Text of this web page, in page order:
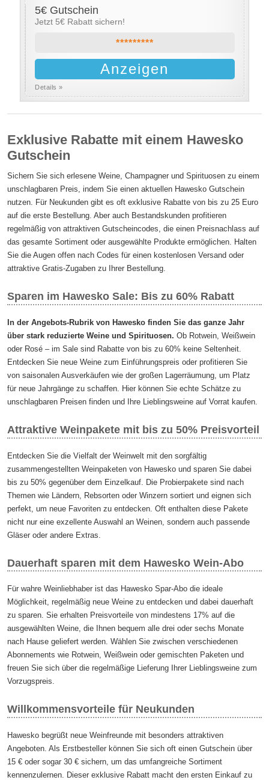
5€ Gutschein
Jetzt 5€ Rabatt sichern!
*********
Anzeigen
Details »
Exklusive Rabatte mit einem Hawesko
Gutschein
Sichern Sie sich erlesene Weine, Champagner und Spirituosen zu einem
unschlagbaren Preis, indem Sie einen aktuellen Hawesko Gutschein
nutzen. Für Neukunden gibt es oft exklusive Rabatte von bis zu 25 Euro
auf die erste Bestellung. Aber auch Bestandskunden profitieren
regelmäßig von attraktiven Gutscheincodes, die einen Preisnachlass auf
das gesamte Sortiment oder ausgewählte Produkte ermöglichen. Halten
Sie die Augen offen nach Codes für einen kostenlosen Versand oder
attraktive Gratis-Zugaben zu Ihrer Bestellung.
Sparen im Hawesko Sale: Bis zu 60% Rabatt
In der Angebots-Rubrik von Hawesko finden Sie das ganze Jahr
über stark reduzierte Weine und Spirituosen. Ob Rotwein, Weißwein
oder Rosé – im Sale sind Rabatte von bis zu 60% keine Seltenheit.
Entdecken Sie neue Weine zum Einführungspreis oder profitieren Sie
von saisonalen Ausverkäufen wie der großen Lagerräumung, um Platz
für neue Jahrgänge zu schaffen. Hier können Sie echte Schätze zu
unschlagbaren Preisen finden und Ihre Lieblingsweine auf Vorrat kaufen.
Attraktive Weinpakete mit bis zu 50% Preisvorteil
Entdecken Sie die Vielfalt der Weinwelt mit den sorgfältig
zusammengestellten Weinpaketen von Hawesko und sparen Sie dabei
bis zu 50% gegenüber dem Einzelkauf. Die Probierpakete sind nach
Themen wie Ländern, Rebsorten oder Winzern sortiert und eignen sich
perfekt, um neue Favoriten zu entdecken. Oft enthalten diese Pakete
nicht nur eine exzellente Auswahl an Weinen, sondern auch passende
Gläser oder andere Extras.
Dauerhaft sparen mit dem Hawesko Wein-Abo
Für wahre Weinliebhaber ist das Hawesko Spar-Abo die ideale
Möglichkeit, regelmäßig neue Weine zu entdecken und dabei dauerhaft
zu sparen. Sie erhalten Preisvorteile von mindestens 17% auf die
ausgewählten Weine, die Ihnen bequem alle drei oder sechs Monate
nach Hause geliefert werden. Wählen Sie zwischen verschiedenen
Abonnements wie Rotwein, Weißwein oder gemischten Paketen und
freuen Sie sich über die regelmäßige Lieferung Ihrer Lieblingsweine zum
Vorzugspreis.
Willkommensvorteile für Neukunden
Hawesko begrüßt neue Weinfreunde mit besonders attraktiven
Angeboten. Als Erstbesteller können Sie sich oft einen Gutschein über
15 € oder sogar 30 € sichern, um das umfangreiche Sortiment
kennenzulernen. Dieser exklusive Rabatt macht den ersten Einkauf zu